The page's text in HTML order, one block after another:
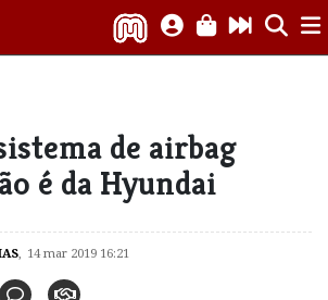
de airbag
é da Hyundai
, 14 mar 2019 16:21